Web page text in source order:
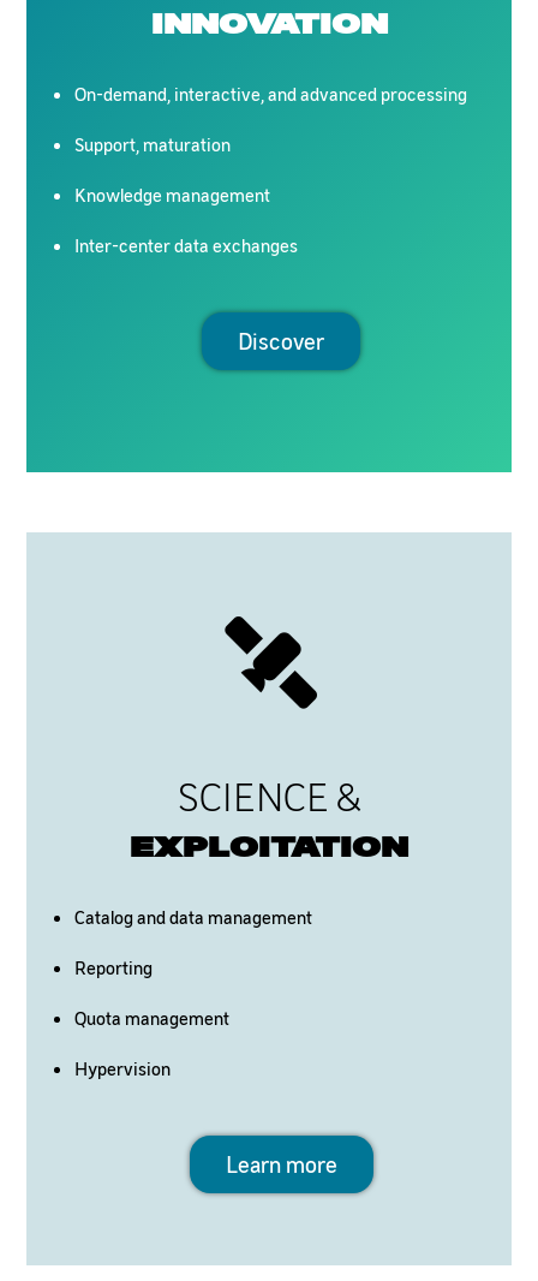
INNOVATION
On-demand, interactive, and advanced processing
Support, maturation
Knowledge management
Inter-center data exchanges
Discover
SCIENCE &
EXPLOITATION
Catalog and data management
Reporting
Quota management
Hypervision
Learn more